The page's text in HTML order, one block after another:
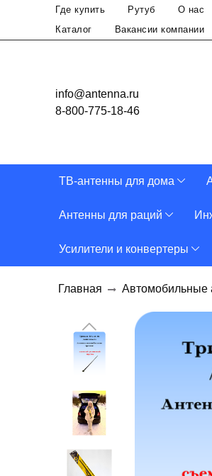
Где купить Рутуб О нас
Каталог
Вакансии компании
info@antenna.ru
8-800-775-18-46
ТВ-антенны для дома
Антенны для раций
Усилители и конвертеры
Главная Автомобильные